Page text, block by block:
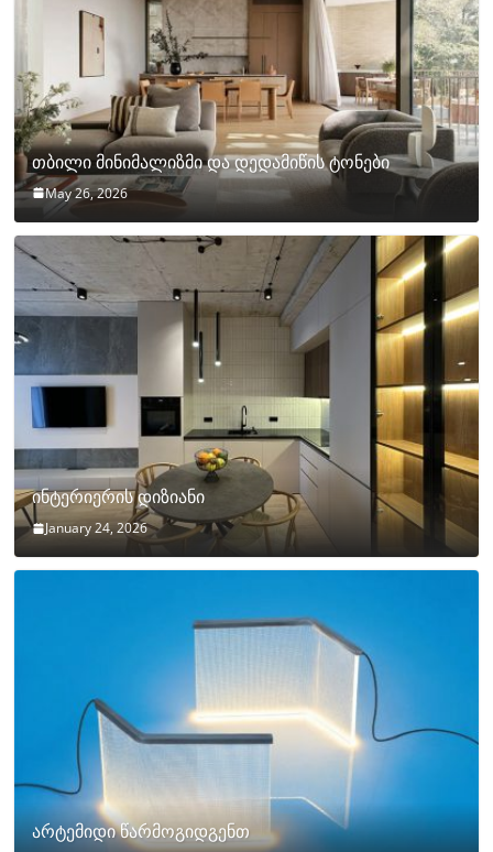
თბილი მინიმალიზმი და დედამიწის ტონები
May 26, 2026
ინტერიერის დიზიანი
January 24, 2026
არტემიდი წარმოგიდგენთ